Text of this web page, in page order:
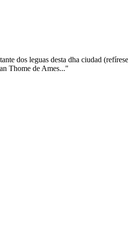
dos leguas desta dha ciudad
Thome de Ames..."